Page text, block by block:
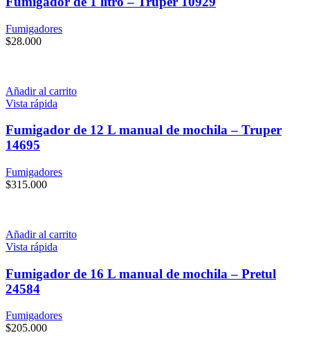
Fumigadores
$28.000
Añadir al carrito
Vista rápida
Fumigador de 12 L manual de mochila – Truper
14695
Fumigadores
$315.000
Añadir al carrito
Vista rápida
Fumigador de 16 L manual de mochila – Pretul
24584
Fumigadores
$205.000